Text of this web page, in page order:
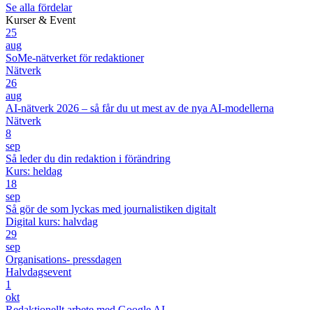
Se alla fördelar
Kurser & Event
25
aug
SoMe-nätverket för redaktioner
Nätverk
26
aug
AI-nätverk 2026 – så får du ut mest av de nya AI-modellerna
Nätverk
8
sep
Så leder du din redaktion i förändring
Kurs: heldag
18
sep
Så gör de som lyckas med journalistiken digitalt
Digital kurs: halvdag
29
sep
Organisations- pressdagen
Halvdagsevent
1
okt